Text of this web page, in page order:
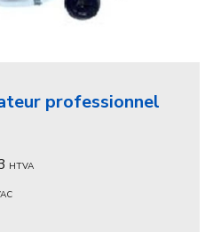
professionnel
HTVA